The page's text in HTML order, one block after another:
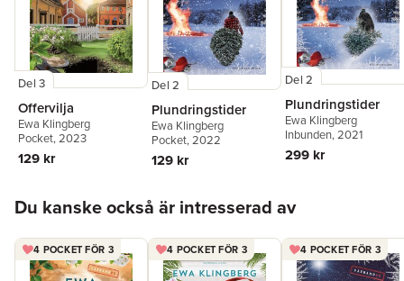
Del 3
Offervilja
Ewa Klingberg
Pocket, 2023
129 kr
Del 2
Plundringstider
Ewa Klingberg
Pocket, 2022
129 kr
Del 2
Plundringstider
Ewa Klingberg
Inbunden, 2021
299 kr
Du kanske också är intresserad av
4 POCKET FÖR 3 4 POCKET FÖR 3 4 POCKET FÖR 3